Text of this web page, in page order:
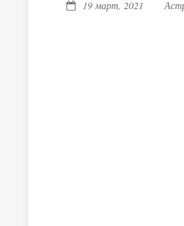
19 март, 2021